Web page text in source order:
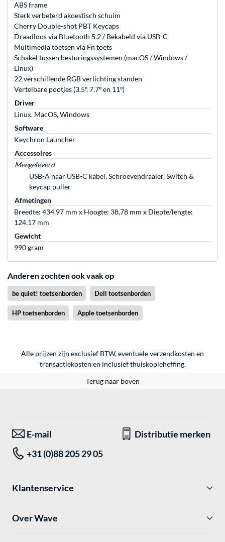
ABS frame
Sterk verbeterd akoestisch schuim
Cherry Double-shot PBT Keycaps
Draadloos via Bluetooth 5.2 / Bekabeld via USB-C
Multimedia toetsen via Fn toets
Schakel tussen besturingssystemen (macOS / Windows /
Linux)
22 verschillende RGB verlichting standen
Vertelbare pootjes (3.5º, 7.7º en 11º)
Driver
Linux, MacOS, Windows
Software
Keychron Launcher
Accessoires
Meegeleverd
USB-A naar USB-C kabel, Schroevendraaier, Switch &
keycap puller
Afmetingen
Breedte: 434,97 mm x Hoogte: 38,78 mm x Diepte/lengte:
124,17 mm
Gewicht
990 gram
Anderen zochten ook vaak op
be quiet! toetsenborden Dell toetsenborden
HP toetsenborden Apple toetsenborden
Alle prijzen zijn exclusief BTW, eventuele verzendkosten en
transactiekosten en inclusief thuiskopieheffing.
Terug naar boven
E-mail
Distributie merken
+31 (0)88 205 29 05
Klantenservice
Over Wave